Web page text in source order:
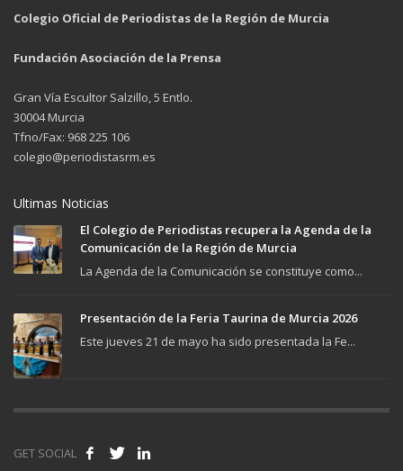
Colegio Oficial de Periodistas de la Región de Murcia
Fundación Asociación de la Prensa
Gran Vía Escultor Salzillo, 5 Entlo.
30004 Murcia
Tfno/Fax: 968 225 106
colegio@periodistasrm.es
Ultimas Noticias
El Colegio de Periodistas recupera la Agenda de la
Comunicación de la Región de Murcia
La Agenda de la Comunicación se constituye como...
Presentación de la Feria Taurina de Murcia 2026
Este jueves 21 de mayo ha sido presentada la Fe...
GET SOCIAL